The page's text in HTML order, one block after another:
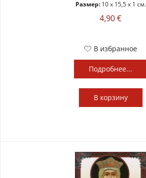
Размер:10 x 15,5 x 1 см.
4,90 €
В избранное
Подробнее...
В корзину